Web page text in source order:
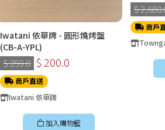
Iwatani 依華牌 - 圓形燒烤盤
(CB-A-YPL)
$ 259.0 $ 200.0
商戶直送
Iwatani 依華牌
加入購物籃
$
商戶